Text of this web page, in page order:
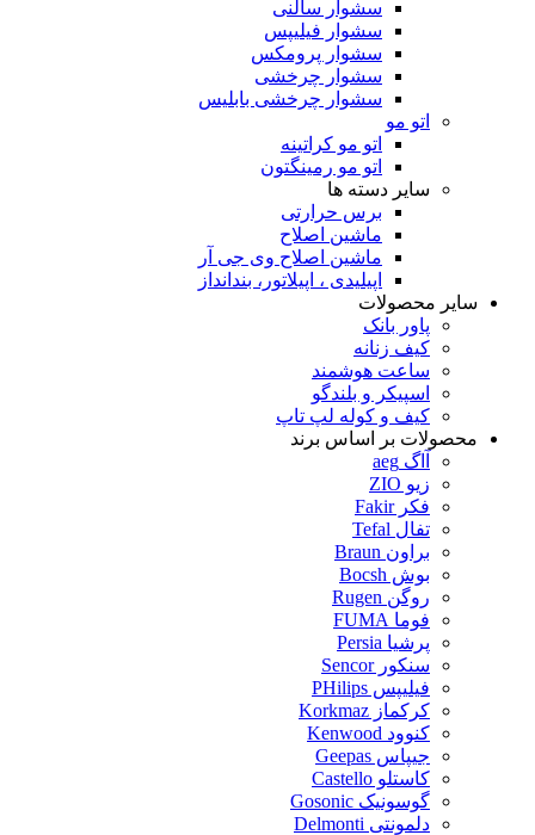
سشوار سالنی
سشوار فیلیپس
سشوار پرومکس
سشوار چرخشی
سشوار چرخشی بابلیس
اتو مو
اتو مو کراتینه
اتو مو رمینگتون
سایر دسته ها
برس حرارتی
ماشین اصلاح
ماشین اصلاح وی جی آر
اپیلیدی ، اپیلاتور، بندانداز
سایر محصولات
پاور بانک
کیف زنانه
ساعت هوشمند
اسپیکر و بلندگو
کیف و کوله لپ تاپ
محصولات بر اساس برند
آاگ aeg
زیو ZIO
فکر Fakir
تفال Tefal
براون Braun
بوش Bocsh
روگن Rugen
فوما FUMA
پرشیا Persia
سنکور Sencor
فیلیپس PHilips
کرکماز Korkmaz
کنوود Kenwood
جیپاس Geepas
کاستلو Castello
گوسونیک Gosonic
دلمونتی Delmonti